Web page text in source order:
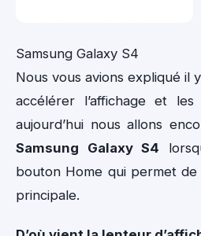
Samsung Galaxy S4
Nous vous avions expliqué il
accélérer l’affichage et
aujourd’hui nous allons
Samsung Galaxy S4
bouton Home qui permet de
principale.